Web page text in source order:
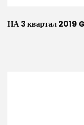
НА 3 квартал 2019